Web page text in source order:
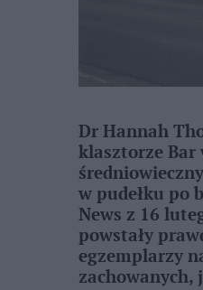
Dr Hannah
klasztorze Bar
w pudełku po
News z 16
powstały
egzemplarzy
zachowanych,